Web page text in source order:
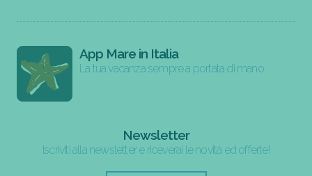
App Mare in Italia
La tua vacanza sempre a portata di mano
Newsletter
Iscriviti alla newsletter e riceverai le novità ed offerte!